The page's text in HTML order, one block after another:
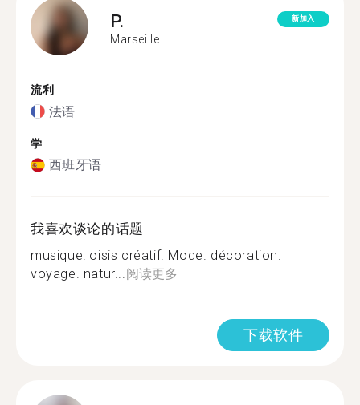
P.
Marseille
新加入
流利
法语
学
西班牙语
我喜欢谈论的话题
musique.loisis créatif. Mode. décoration.
voyage. natur...阅读更多
下载软件